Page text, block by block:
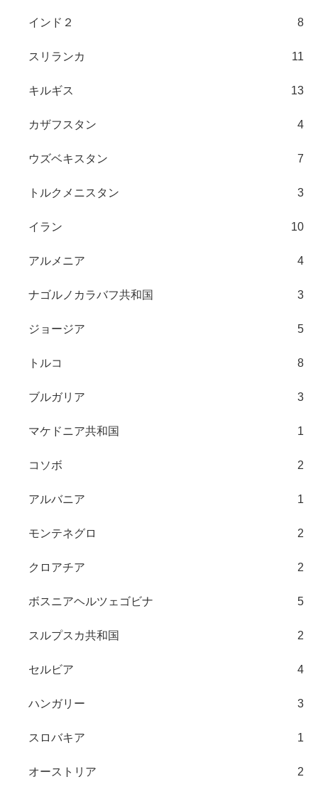
インド２ 8
スリランカ 11
キルギス 13
カザフスタン 4
ウズベキスタン 7
トルクメニスタン 3
イラン 10
アルメニア 4
ナゴルノカラバフ共和国 3
ジョージア 5
トルコ 8
ブルガリア 3
マケドニア共和国 1
コソボ 2
アルバニア 1
モンテネグロ 2
クロアチア 2
ボスニアヘルツェゴビナ 5
スルプスカ共和国 2
セルビア 4
ハンガリー 3
スロバキア 1
オーストリア 2